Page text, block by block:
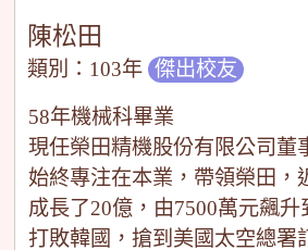
陳松田
類別：103年 傑出校友
58年機械科畢業
現任榮田精機股份有限公司董
始終專注在本業，帶領榮田，
成長了20億，由7500萬元飆升
打敗韓國，搶到美國太空總署